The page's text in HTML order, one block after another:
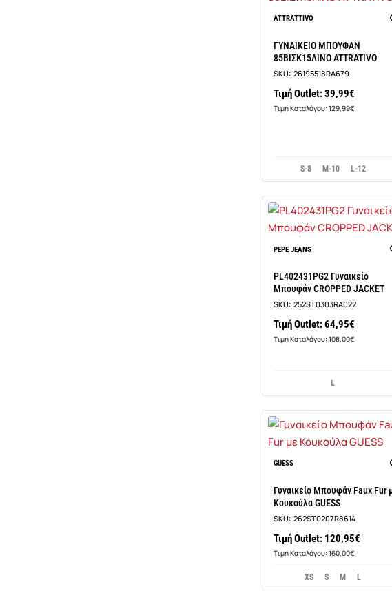
ATTRATTIVO
ΓΥΝΑΙΚΕΙΟ ΜΠΟΥΦΑΝ
85ΒΙΣΚ15ΛΙΝΟ ATTRATIVO
SKU: 26195518RA679
Τιμή Outlet: 39,99€
Τιμή Καταλόγου: 129,99€
S-8 M-10 L-12
PEPE JEANS
PL402431PG2 Γυναικείο
Μπουφάν CROPPED JACKET
SKU: 252ST0303RA022
Τιμή Outlet: 64,95€
Τιμή Καταλόγου: 108,00€
L
GUESS
Γυναικείο Μπουφάν Faux Fur
Κουκούλα GUESS
SKU: 262ST0207R8614
Τιμή Outlet: 120,95€
Τιμή Καταλόγου: 160,00€
XS S M L